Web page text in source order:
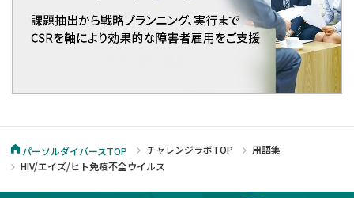
パーソルダイバースTOP チャレンジラボTOP
用語集
HIV/エイズ/ヒト免疫不全ウイルス